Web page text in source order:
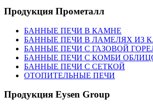
Продукция Прометалл
БАННЫЕ ПЕЧИ В КАМНЕ
БАННЫЕ ПЕЧИ В ЛАМЕЛЯХ ИЗ
БАННЫЕ ПЕЧИ С ГАЗОВОЙ
БАННЫЕ ПЕЧИ С КОМБИ
БАННЫЕ ПЕЧИ С СЕТКОЙ
ОТОПИТЕЛЬНЫЕ ПЕЧИ
Продукция Eysen Group